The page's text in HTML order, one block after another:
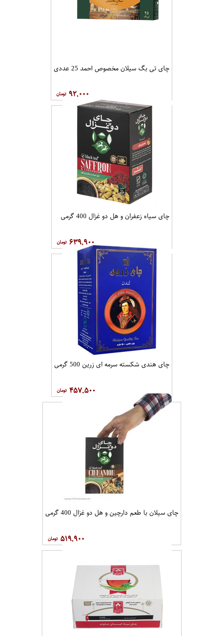
چای تی بگ سیلان مخصوص احمد 25 عددی
۹۲,۰۰۰
چای سیاه زعفران و هل دو غزال 400 گرمی
۶۳۹,۹۰۰
چای هندی شکسته سرمه ای زرین 500 گرمی
۴۵۷,۵۰۰
چای سیلان با طعم دارچین و هل دو غزال 400 گرمی
۵۱۹,۹۰۰